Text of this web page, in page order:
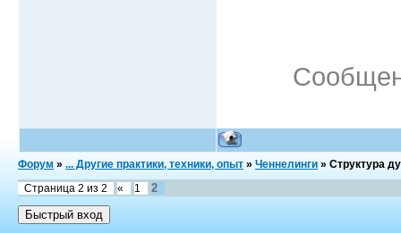
Форум » ... Другие практики, техники, опыт » Ченнелинги » Структура
Страница 2 из 2 « 1 2